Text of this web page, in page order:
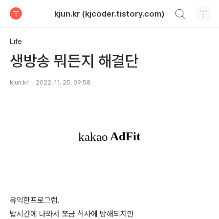
kjun.kr (kjcoder.tistory.com)
Life
생방송 뭐든지 해결단
kjun.kr 2022. 11. 25. 09:58
유익한프로그램.
밥시간에 나와서 쪼금 식사에 방해되지만